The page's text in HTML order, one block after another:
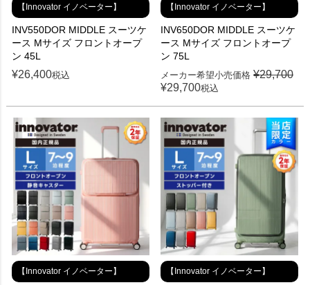
【Innovator イノベーター】
INV550DOR MIDDLE スーツケ
ース Mサイズ フロントオープ
ン 45L
¥26,400税込
【Innovator イノベーター】
INV650DOR MIDDLE スーツケ
ース Mサイズ フロントオープ
ン 75L
メーカー希望小売価格 ¥29,700
¥29,700税込
【Innovator イノベーター】 【Innovator イノベーター】